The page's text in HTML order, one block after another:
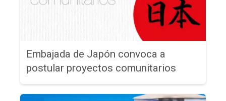
Embajada de Japón convoca a
postular proyectos comunitarios